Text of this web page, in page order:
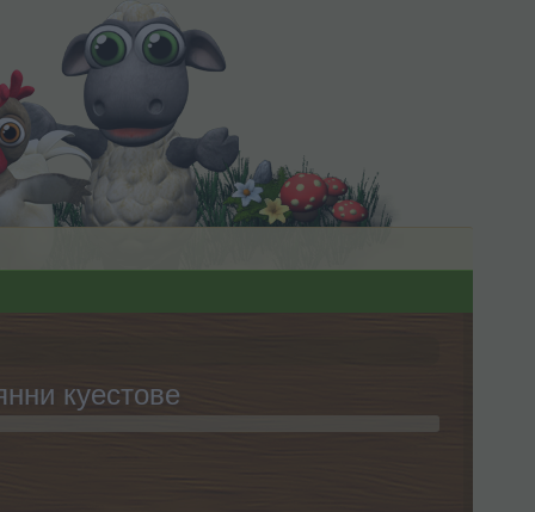
куестове